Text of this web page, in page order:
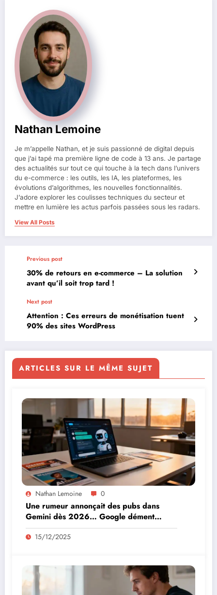
Nathan Lemoine
Je m’appelle Nathan, et je suis passionné de digital depuis
que j’ai tapé ma première ligne de code à 13 ans. Je partage
des actualités sur tout ce qui touche à la tech dans l’univers
du e-commerce : les outils, les IA, les plateformes, les
évolutions d’algorithmes, les nouvelles fonctionnalités.
J’adore explorer les coulisses techniques du secteur et
mettre en lumière les actus parfois passées sous les radars.
View All Posts
Previous post
30% de retours en e-commerce – La solution
avant qu’il soit trop tard !
Next post
Attention : Ces erreurs de monétisation tuent
90% des sites WordPress
ARTICLES SUR LE MÊME SUJET
Nathan Lemoine 0
Une rumeur annonçait des pubs dans
Gemini dès 2026… Google dément
fermement
15/12/2025